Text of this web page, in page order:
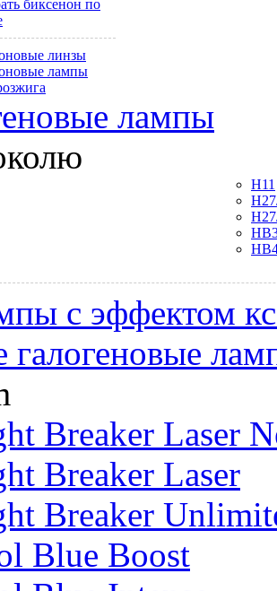
биксенон по
линзы
лампы
лампы
H11
с эффектом
галогеновые
Breaker Laser
Breaker Laser
Breaker
Blue Boost